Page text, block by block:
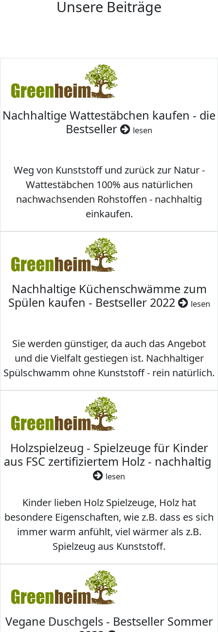
Unsere Beiträge
Nachhaltige Wattestäbchen kaufen - die
Bestseller
lesen
Weg von Kunststoff und zurück zur Natur -
Wattestäbchen 100% aus natürlichen
nachwachsenden Rohstoffen - nachhaltig
einkaufen.
Nachhaltige Küchenschwämme zum
Spülen kaufen - Bestseller 2022
lesen
Sie werden günstiger, da auch das Angebot
und die Vielfalt gestiegen ist. Nachhaltiger
Spülschwamm ohne Kunststoff - rein natürlich.
Holzspielzeug - Spielzeuge für Kinder
aus FSC zertifiziertem Holz - nachhaltig
lesen
Kinder lieben Holz Spielzeuge, Holz hat
besondere Eigenschaften, wie z.B. dass es sich
immer warm anfühlt, viel wärmer als z.B.
Spielzeug aus Kunststoff.
Vegane Duschgels - Bestseller Sommer